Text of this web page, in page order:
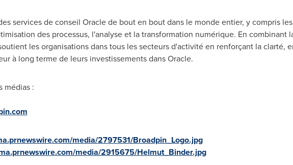
services de conseil Oracle de bout en bout dans le monde entier, y compris
des processus, l'analyse et la transformation numérique. En combinant
les organisations dans tous les secteurs d'activité en renforçant la clarté,
à long terme de leurs investissements dans Oracle.
médias :
media/2797531/Broadpin_Logo.jpg
media/2915675/Helmut_Binder.jpg